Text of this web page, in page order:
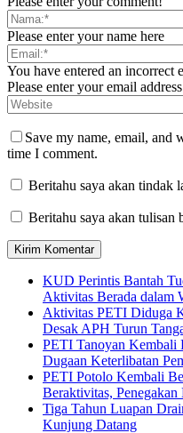
Please enter your name here
You have entered an incorrect
Please enter your email
Save my name, email, and
time I comment.
Beritahu saya akan tindak
Beritahu saya akan tulisan
KUD Perintis Bantah
Aktivitas Berada dalam
Aktivitas PETI Diduga
Desak APH Turun
PETI Tanoyan Kembali
Dugaan Keterlibatan
PETI Potolo Kembali
Beraktivitas,
Tiga Tahun Luapan
Kunjung Datang